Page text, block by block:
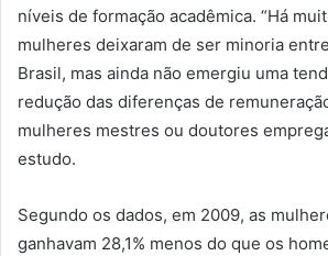
níveis de formação acadêmica. “Há
mulheres deixaram de ser minoria
Brasil, mas ainda não emergiu uma
redução das diferenças de
mulheres mestres ou doutores
estudo.
Segundo os dados, em 2009, as
ganhavam 28,1% menos do que os